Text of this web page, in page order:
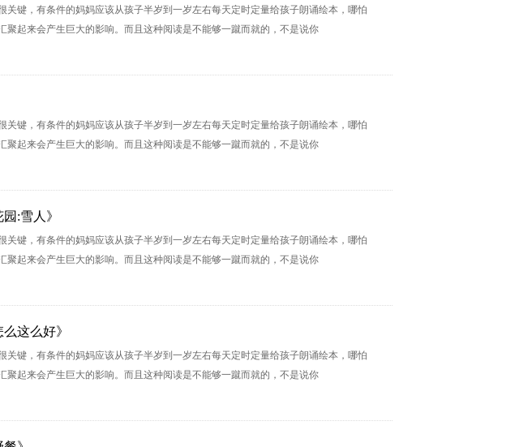
关键，有条件的妈妈应该从孩子半岁到一岁左右每天定时定量给孩子朗诵绘本，哪怕
聚起来会产生巨大的影响。而且这种阅读是不能够一蹴而就的，不是说你
关键，有条件的妈妈应该从孩子半岁到一岁左右每天定时定量给孩子朗诵绘本，哪怕
聚起来会产生巨大的影响。而且这种阅读是不能够一蹴而就的，不是说你
:雪人》
关键，有条件的妈妈应该从孩子半岁到一岁左右每天定时定量给孩子朗诵绘本，哪怕
聚起来会产生巨大的影响。而且这种阅读是不能够一蹴而就的，不是说你
这么好》
关键，有条件的妈妈应该从孩子半岁到一岁左右每天定时定量给孩子朗诵绘本，哪怕
聚起来会产生巨大的影响。而且这种阅读是不能够一蹴而就的，不是说你